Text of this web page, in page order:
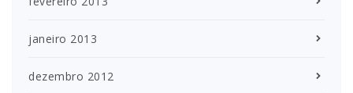
janeiro 2013
dezembro 2012